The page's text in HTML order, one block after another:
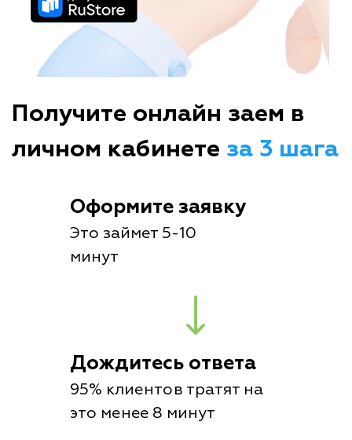
Получите онлайн заем в
личном кабинете за 3 шага
Оформите заявку
Это займет 5-10
минут
Дождитесь ответа
95% клиентов тратят на
это менее 8 минут